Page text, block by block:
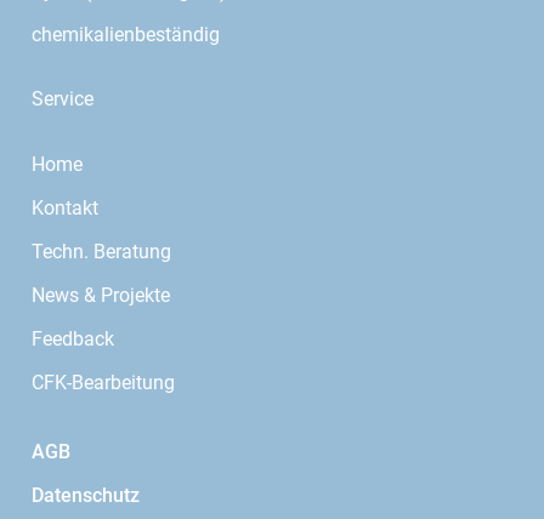
chemikalienbeständig
Service
Home
Kontakt
Techn. Beratung
News & Projekte
Feedback
CFK-Bearbeitung
AGB
Datenschutz